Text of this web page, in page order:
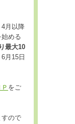
月以降
める
最大10
月15日
をご
すので